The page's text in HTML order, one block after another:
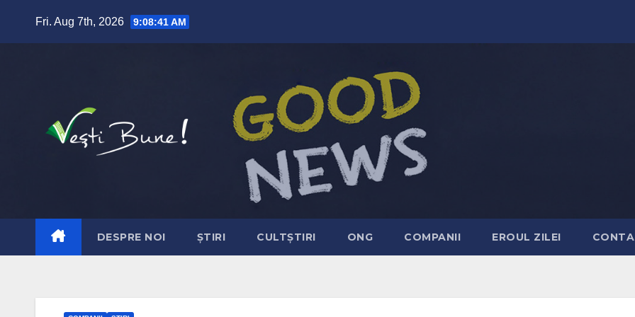
Fri. Aug 7th, 2026
9:08:42 AM
DESPRE NOI ȘTIRI CULTȘTIRI ONG COMPANII EROUL ZILEI